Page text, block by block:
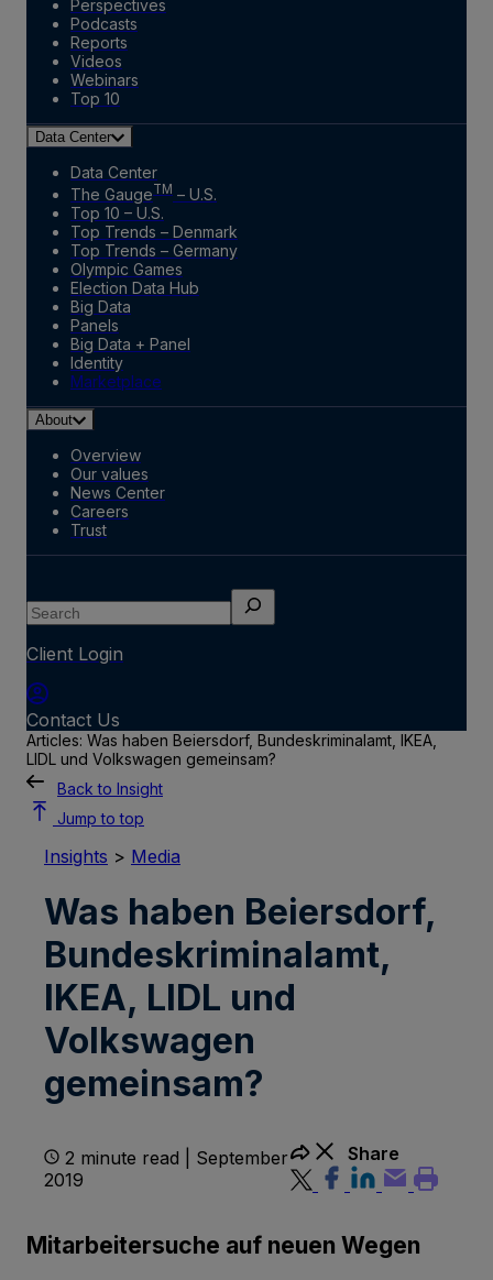
Perspectives
Podcasts
Reports
Videos
Webinars
Top 10
Data Center
Data Center
The GaugeTM – U.S.
Top 10 – U.S.
Top Trends – Denmark
Top Trends – Germany
Olympic Games
Election Data Hub
Big Data
Panels
Big Data + Panel
Identity
Marketplace
About
Overview
Our values
News Center
Careers
Trust
Search
Client Login
Contact Us
Articles: Was haben Beiersdorf, Bundeskriminalamt, IKEA,
LIDL und Volkswagen gemeinsam?
Back to Insight
Jump to top
Insights > Media
Was haben Beiersdorf,
Bundeskriminalamt,
IKEA, LIDL und
Volkswagen
gemeinsam?
2 minute read | September
2019
Share
Mitarbeitersuche auf neuen Wegen